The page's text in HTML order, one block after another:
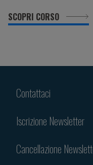
SCOPRI CORSO
Contattaci
Iscrizione Newsletter
Cancellazione